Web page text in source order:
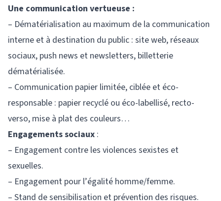
Une communication vertueuse :
– Dématérialisation au maximum de la communication
interne et à destination du public : site web, réseaux
sociaux, push news et newsletters, billetterie
dématérialisée.
– Communication papier limitée, ciblée et éco-
responsable : papier recyclé ou éco-labellisé, recto-
verso, mise à plat des couleurs…
Engagements sociaux :
– Engagement contre les violences sexistes et
sexuelles.
– Engagement pour l’égalité homme/femme.
– Stand de sensibilisation et prévention des risques.